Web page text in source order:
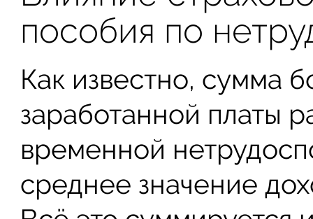
пособия по
Как известно, сумма
заработанной платы
временной
среднее значение